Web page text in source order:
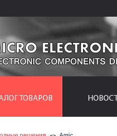
ТОВАРОВ